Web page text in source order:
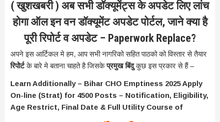
( खुशखबरी ) अब सभी डॉक्यूमेंट्स के अपडेट लिए लांच
होगा ऑल इन वन डॉक्यूमेंट अपडेट पोर्टल, जाने क्या है
पूरी रिपोर्ट व अपडेट – Paperwork Replace?
अपने इस आर्टिकल मे हम, आप सभी नागरिको सहित पाठको को विस्तार से तैयार
रिपोेर्टके बारे मे बताना चाहते है जिसकेप्रमुख बिंदुकुछ इस प्रकार से हैं –
Learn Additionally – Bihar CHO Emptiness 2025 Apply
On-line (Strat) for 4500 Posts – Notification, Eligibility,
Age Restrict, Final Date & Full Utility Course of